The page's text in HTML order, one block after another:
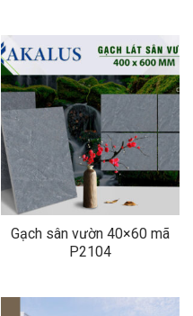
Gạch sân vườn 40×60 mã
P2104